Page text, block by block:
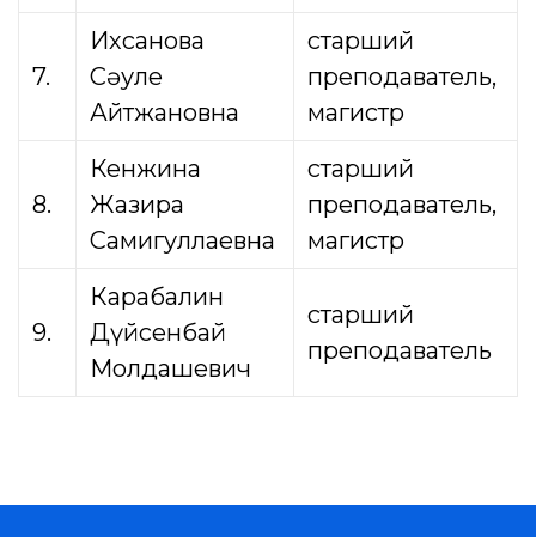
7.
Ихсанова
Сәуле
Айтжановна
старший
преподаватель,
магистр
8.
Кенжина
Жазира
Самигуллаевна
старший
преподаватель,
магистр
9.
Карабалин
Дүйсенбай
Молдашевич
старший
преподаватель